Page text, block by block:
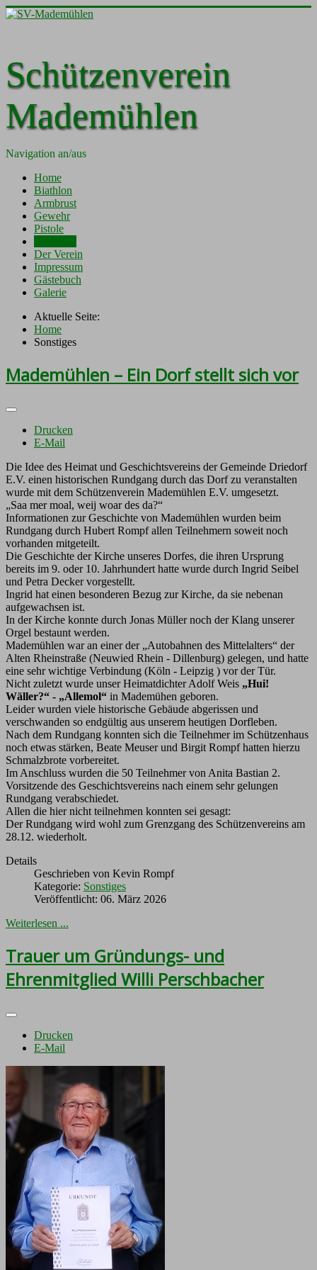
Schützenverein
Mademühlen
Navigation an/aus
Home
Biathlon
Armbrust
Gewehr
Pistole
Der Verein
Impressum
Gästebuch
Galerie
Aktuelle Seite:
Home
Sonstiges
Mademühlen – Ein Dorf stellt sich vor
Drucken
E-Mail
Die Idee des Heimat und Geschichtsvereins der Gemeinde Driedorf
E.V. einen historischen Rundgang durch das Dorf zu veranstalten
wurde mit dem Schützenverein Mademühlen E.V. umgesetzt.
„Saa mer moal, weij woar des da?“
Informationen zur Geschichte von Mademühlen wurden beim
Rundgang durch Hubert Rompf allen Teilnehmern soweit noch
vorhanden mitgeteilt.
Die Geschichte der Kirche unseres Dorfes, die ihren Ursprung
bereits im 9. oder 10. Jahrhundert hatte wurde durch Ingrid Seibel
und Petra Decker vorgestellt.
Ingrid hat einen besonderen Bezug zur Kirche, da sie nebenan
aufgewachsen ist.
In der Kirche konnte durch Jonas Müller noch der Klang unserer
Orgel bestaunt werden.
Mademühlen war an einer der „Autobahnen des Mittelalters“ der
Alten Rheinstraße (Neuwied Rhein - Dillenburg) gelegen, und hatte
eine sehr wichtige Verbindung (Köln - Leipzig ) vor der Tür.
Nicht zuletzt wurde unser Heimatdichter Adolf Weis „Hui!
Wäller?“ - „Allemol“ in Mademühen geboren.
Leider wurden viele historische Gebäude abgerissen und
verschwanden so endgültig aus unserem heutigen Dorfleben.
Nach dem Rundgang konnten sich die Teilnehmer im Schützenhaus
noch etwas stärken, Beate Meuser und Birgit Rompf hatten hierzu
Schmalzbrote vorbereitet.
Im Anschluss wurden die 50 Teilnehmer von Anita Bastian 2.
Vorsitzende des Geschichtsvereins nach einem sehr gelungen
Rundgang verabschiedet.
Allen die hier nicht teilnehmen konnten sei gesagt:
Der Rundgang wird wohl zum Grenzgang des Schützenvereins am
28.12. wiederholt.
Details
Geschrieben von Kevin Rompf
Kategorie: Sonstiges
Veröffentlicht: 06. März 2026
Weiterlesen ...
Trauer um Gründungs- und
Ehrenmitglied Willi Perschbacher
Drucken
E-Mail